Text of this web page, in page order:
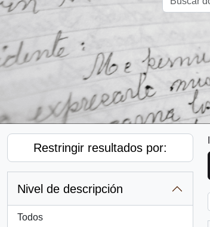
Restringir resultados por:
Nivel de descripción
Todos